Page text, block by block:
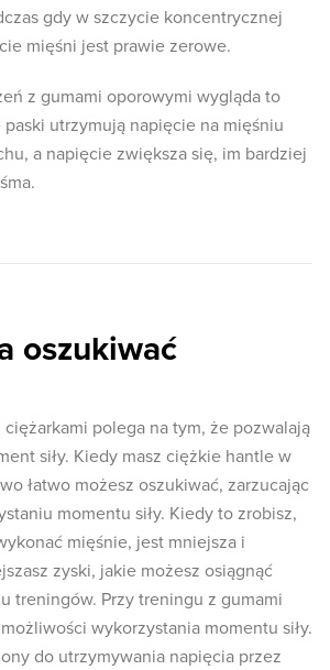
gdy w szczycie koncentrycznej
mięśni jest prawie zerowe.
z gumami oporowymi wygląda to
utrzymują napięcie na mięśniu
a napięcie zwiększa się, im bardziej
oszukiwać
polega na tym, że pozwalają
siły. Kiedy masz ciężkie hantle w
łatwo możesz oszukiwać, zarzucając
momentu siły. Kiedy to zrobisz,
mięśnie, jest mniejsza i
zyski, jakie możesz osiągnąć
treningów. Przy treningu z gumami
wykorzystania momentu siły.
do utrzymywania napięcia przez